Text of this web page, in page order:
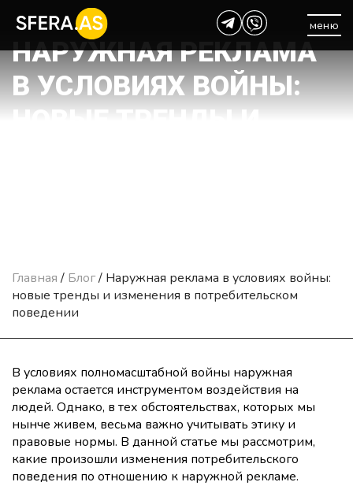
меню
НАРУЖНАЯ РЕКЛАМА
В УСЛОВИЯХ ВОЙНЫ:
НОВЫЕ ТРЕНДЫ И
Главная / Блог/ Наружная реклама в условиях войны:
новые тренды и изменения в потребительском
поведении
В условиях полномасштабной войны наружная
реклама остается инструментом воздействия на
людей. Однако, в тех обстоятельствах, которых мы
нынче живем, весьма важно учитывать этику и
правовые нормы. В данной статье мы рассмотрим,
какие произошли изменения потребительского
поведения по отношению к наружной рекламе.